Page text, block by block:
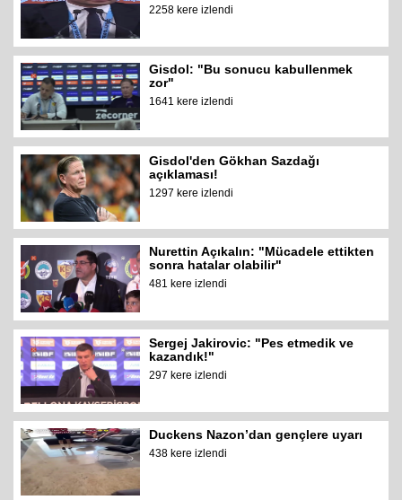
2258 kere izlendi
Gisdol: "Bu sonucu kabullenmek
zor"
1641 kere izlendi
Gisdol'den Gökhan Sazdağı
açıklaması!
1297 kere izlendi
Nurettin Açıkalın: "Mücadele ettikten
sonra hatalar olabilir"
481 kere izlendi
Sergej Jakirovic: "Pes etmedik ve
kazandık!"
297 kere izlendi
Duckens Nazon’dan gençlere uyarı
438 kere izlendi